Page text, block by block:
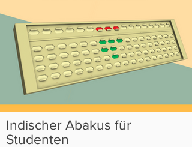
Indischer Abakus für
Studenten